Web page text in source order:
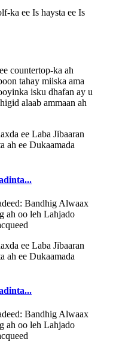
countertop-ka ah
tahay miiska ama
isku dhafan ay u
alaab ammaan ah
Bandhig Alwaax
ah oo leh Lahjado
Bandhig Alwaax
ah oo leh Lahjado